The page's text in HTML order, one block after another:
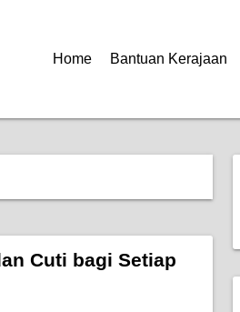
Home Bantuan Kerajaan
Cuti bagi Setiap